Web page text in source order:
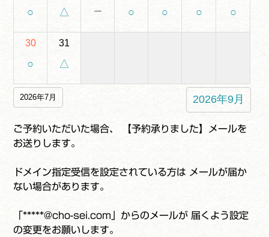
○ △ － ○ ○ ○ ○
30
○
31
△
2026年7月 2026年9月
ご予約いただいた場合、 【予約承りました】メールを
お送りします。
ドメイン指定受信を設定されている方は メールが届か
ない場合があります。
「*****@cho-sei.com」からのメールが 届くよう設定
の変更をお願いします。